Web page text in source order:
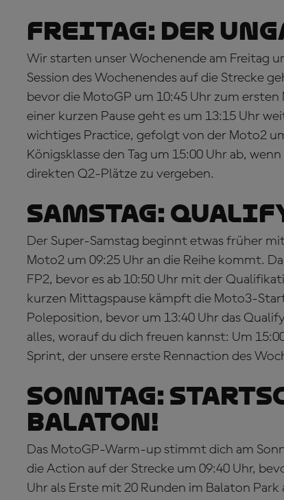
FREITAG: DER
Wir starten unser Wochenende am Freitag
Session des Wochenendes auf die Strecke
bevor die MotoGP um 10:45 Uhr zum ersten
einer kurzen Pause geht es um 13:15 Uhr
wichtiges Practice, gefolgt von der Moto2
Königsklasse den Tag um 15:00 Uhr ab,
direkten Q2-Plätze zu vergeben.
SAMSTAG:
Der Super-Samstag beginnt etwas früher
Moto2 um 09:25 Uhr an die Reihe kommt.
FP2, bevor es ab 10:50 Uhr mit der
kurzen Mittagspause kämpft die Moto3-
Poleposition, bevor um 13:40 Uhr das
alles, worauf du dich freuen kannst: Um
Sprint, der unsere erste Rennaction des
SONNTAG:
BALATON!
Das MotoGP-Warm-up stimmt dich am
die Action auf der Strecke um 09:40 Uhr,
Uhr als Erste mit 20 Runden im Balaton